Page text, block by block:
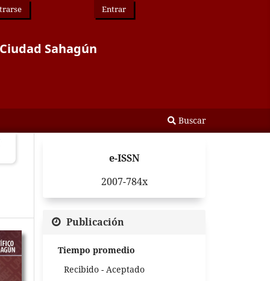
Sahagún
Buscar
Entrar
e-ISSN
2007-784x
Publicación
Tiempo promedio
Recibido - Aceptado